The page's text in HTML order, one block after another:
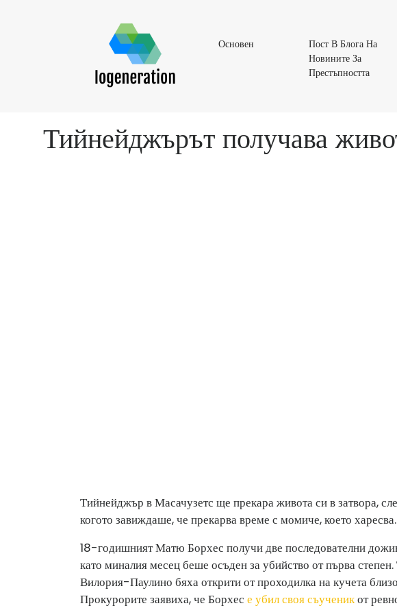
ОсновенОсновен
Пост В Блога На
Новините За
ПрестъпносттаПост
За
Тийнейджърът получава
Тийнейджър в Масачузетс ще прекара живота си в затвора,
когото завиждаше, че прекарва време с момиче, което харесва.
18-годишният Матю Борхес получи две последователни
като миналия месец беше осъден за убийство от първа
Вилория-Паулино бяха открити от проходилка на кучета
Прокурорите заявиха, че Борхес е убил своя съученикот